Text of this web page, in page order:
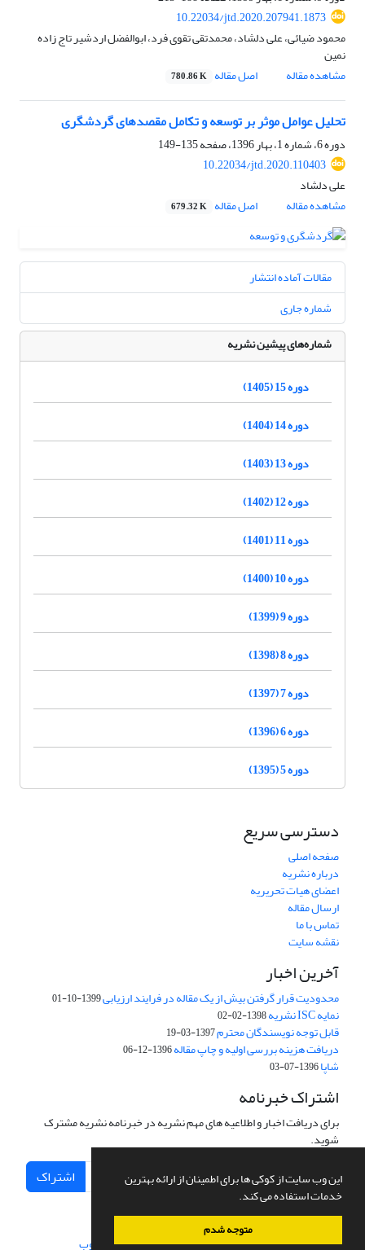
این وب سایت از کوکی ها برای اطمینان از ارائه بهترین
خدمات استفاده می کند.
متوجه شدم
10.22034/jtd.2020.207941.1873
محمود ضیائی، علی دلشاد، محمدتقی تقوی فرد، ابوالفضل اردشیر تاج زاده
نمین
مشاهده مقاله
اصل مقاله 780.86 K
تحلیل عوامل موثر بر توسعه و تکامل مقصدهای گردشگری
دوره 6، شماره 1، بهار 1396، صفحه
135-149
10.22034/jtd.2020.110403
علی دلشاد
مشاهده مقاله
اصل مقاله 679.32 K
مقالات آماده انتشار
شماره جاری
شماره‌های پیشین نشریه
دوره 15 (1405)
دوره 14 (1404)
دوره 13 (1403)
دوره 12 (1402)
دوره 11 (1401)
دوره 10 (1400)
دوره 9 (1399)
دوره 8 (1398)
دوره 7 (1397)
دوره 6 (1396)
دوره 5 (1395)
دسترسی سریع
صفحه اصلی
درباره نشریه
اعضای هیات تحریریه
ارسال مقاله
تماس با ما
نقشه سایت
آخرین اخبار
محدودیت قرار گرفتن بیش از یک مقاله در فرایند ارزیابی1399-10-01
نمایه ISC نشریه 1398-02-02
قابل توجه نویسندگان محترم1397-03-19
دریافت هزینه بررسی اولیه و چاپ مقاله1396-12-06
شاپا1396-07-03
اشتراک خبرنامه
برای دریافت اخبار و اطلاعیه های مهم نشریه در خبرنامه نشریه مشترک
شوید.
اشتراک
سامانه مدیریت نشریات علمی.طراحی و پیاده سازی از سیناوب